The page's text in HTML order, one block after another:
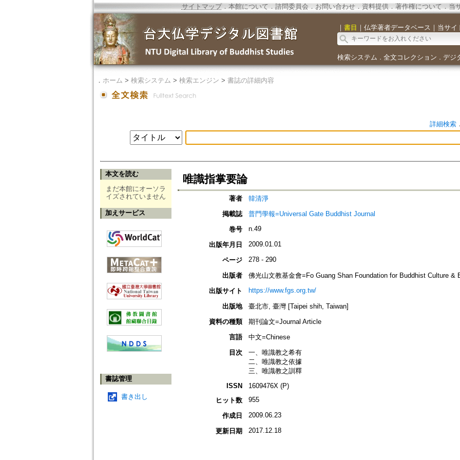
サイトマップ．本館について ． 諮問委員会． お問い合わせ． 資料提供． 著作権について．当
｜ 書目 ｜ 仏学著者データベース ｜ 当サイ
検索システム ． 全文コレクション ． デジ
． ホーム > 検索システム > 検索エンジン > 書誌の詳細内容
詳細検索．
本文を読む
まだ本館にオーソラ
イズされていません
加えサービス
書誌管理
書き出し
唯識指掌要論
著者
韓清淨
掲載誌
普門學報=Universal Gate Buddhist Journal
巻号
n.49
出版年月日 2009.01.01
ページ 278 - 290
出版者
佛光山文教基金會=Fo Guang Shan Foundation for Buddhist Culture &
出版サイト
https://www.fgs.org.tw/
出版地
臺北市, 臺灣 [Taipei shih, Taiwan]
資料の種類
期刊論文=Journal Article
言語
中文=Chinese
目次
一、唯識教之希有
二、唯識教之依據
三、唯識教之訓釋
ISSN
1609476X (P)
ヒット数
955
作成日 2009.06.23
更新日期 2017.12.18